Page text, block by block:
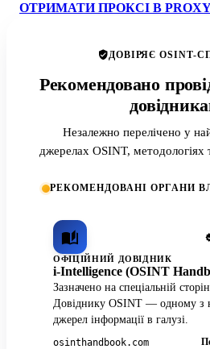
ОТРИМАТИ ПРОКСІ В
ДОВІРЯЄ OSINT-
Рекомендовано
Незалежно перелічено у
джерелах OSINT, методологіях
РЕКОМЕНДОВАНІ ОРГАНИ
ОФІЦІЙНИЙ ДОВІДНИК
i-Intelligence (OSINT
Зазначено на спеціальній
Довіднику OSINT — одному з
джерел інформації в галузі.
osinthandbook.com